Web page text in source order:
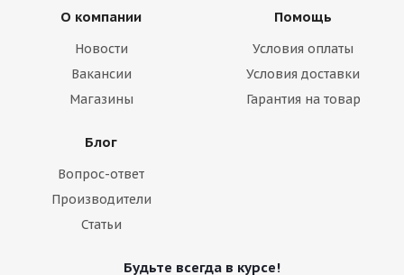
О компании
Новости
Вакансии
Магазины
Помощь
Условия оплаты
Условия доставки
Гарантия на товар
Блог
Вопрос-ответ
Производители
Статьи
Будьте всегда в курсе!